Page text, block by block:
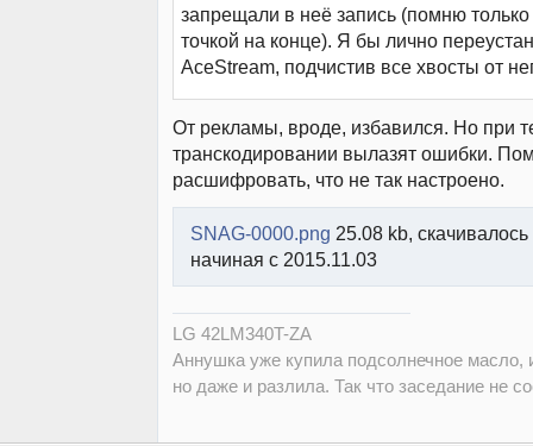
запрещали в неё запись (помню только
точкой на конце). Я бы лично
AceStream, подчистив все хвосты от
От рекламы, вроде, избавился. Но при
транскодировании вылазят ошибки.
расшифровать, что не так настроено.
SNAG-0000.png 25.08 kb,
начиная с 2015.11.03
LG 42LM340T-ZA
Аннушка уже купила подсолнечное масло,
но даже и разлила. Так что заседание не